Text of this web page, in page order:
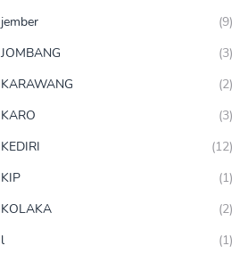
jember
(9)
JOMBANG
(3)
KARAWANG
(2)
KARO
(3)
KEDIRI
(12)
KIP
(1)
KOLAKA
(2)
l
(1)